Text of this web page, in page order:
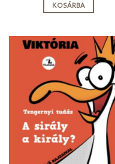
KOSÁRBA